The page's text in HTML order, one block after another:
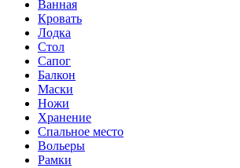
Ванная
Кровать
Лодка
Стол
Сапог
Балкон
Маски
Ножи
Хранение
Спальное место
Вольеры
Рамки